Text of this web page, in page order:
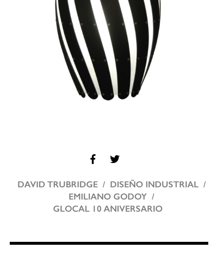
DAVID TRUBRIDGE
DISEÑO INDUSTRIAL
EMILIANO GODOY
GLOCAL 10 ANIVERSARIO